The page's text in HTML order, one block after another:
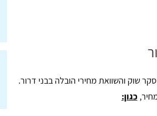
שוק והשוואת מחירי הובלה בבני דרור.
כגון: